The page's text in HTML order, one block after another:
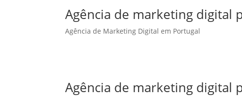
Agência de marketing digital
Agência de Marketing Digital em Portugal
Agência de marketing digital